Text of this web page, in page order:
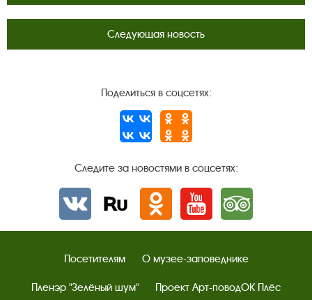
Следующая новость
Поделиться в соцсетях:
Следите за новостями в соцсетях:
Вконтактеrutube Одноклассники
YouTube Трипадвизор
Посетителям О музее-заповеднике
Пленэр "Зелёный шум" Проект Арт-поводОК Плёс